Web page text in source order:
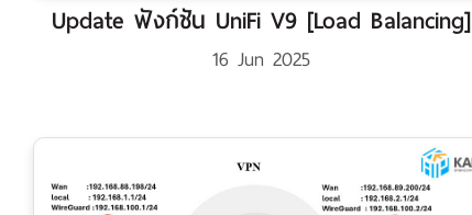
Update ฟังก์ชัน UniFi V9 [Load Balancing]
16 Jun 2025